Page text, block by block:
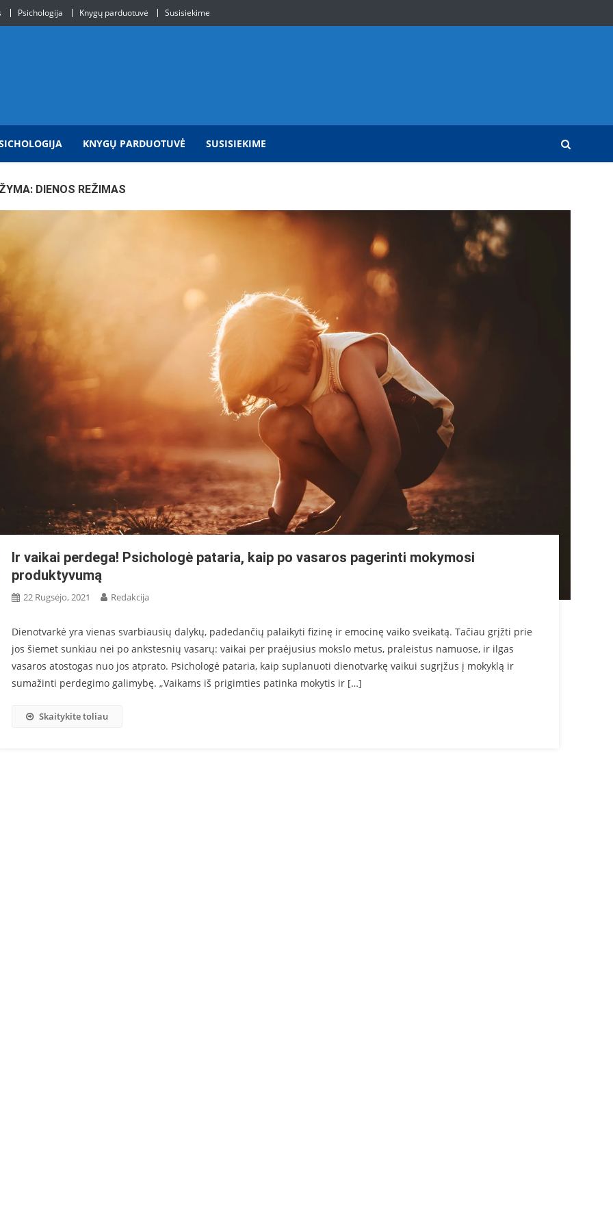
Psichologija Knygų parduotuvė Susisiekime
KNYGŲ PARDUOTUVĖ SUSISIEKIME
ŽYMA: DIENOS REŽIMAS
Ir vaikai perdega! Psichologė pataria, kaip po vasaros pagerinti mokymosi
produktyvumą
22 Rugsėjo, 2021 Redakcija
Dienotvarkė yra vienas svarbiausių dalykų, padedančių palaikyti fizinę ir emocinę vaiko sveikatą. Tačiau grįžti prie
jos šiemet sunkiau nei po ankstesnių vasarų: vaikai per praėjusius mokslo metus, praleistus namuose, ir ilgas
vasaros atostogas nuo jos atprato. Psichologė pataria, kaip suplanuoti dienotvarkę vaikui sugrįžus į mokyklą ir
sumažinti perdegimo galimybę. „Vaikams iš prigimties patinka mokytis ir […]
Skaitykite toliau